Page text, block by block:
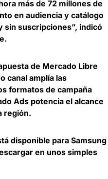
más de 72 millones de
en audiencia y catálogo
sin suscripciones”, indicó
de Mercado Libre
canal amplía las
formatos de campaña
Ads potencia el alcance
región.
disponible para Samsung
en unos simples